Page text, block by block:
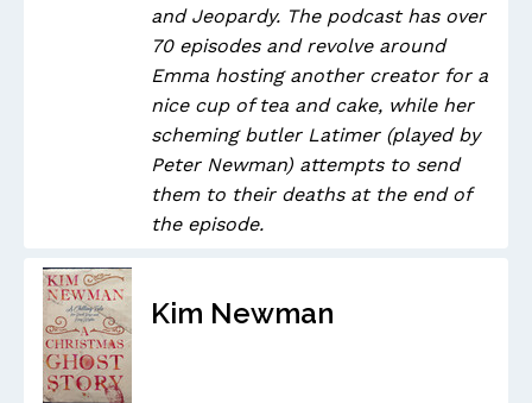
and Jeopardy. The podcast has over
70 episodes and revolve around
Emma hosting another creator for a
nice cup of tea and cake, while her
scheming butler Latimer (played by
Peter Newman) attempts to send
them to their deaths at the end of
the episode.
Kim Newman